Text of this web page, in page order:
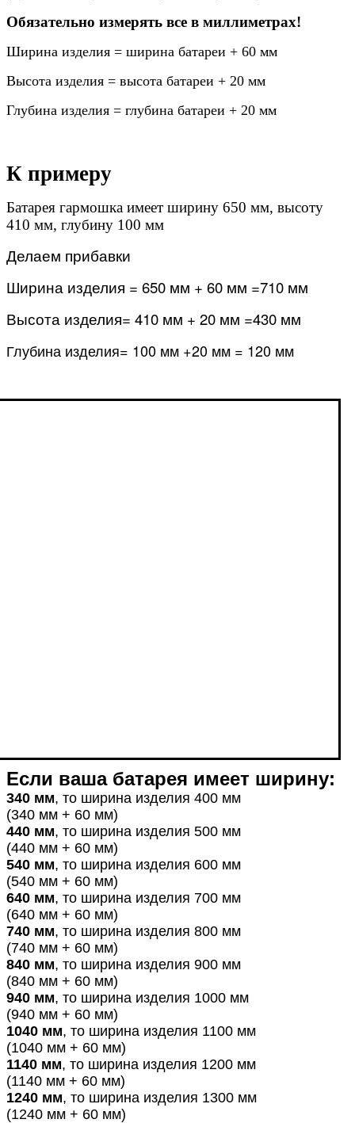
Обязательно измерять все в миллиметрах!
Ширина изделия = ширина батареи + 60 мм
Высота изделия = высота батареи + 20 мм
Глубина изделия = глубина батареи + 20 мм
К примеру
Батарея гармошка имеет ширину 650 мм, высоту
410 мм, глубину 100 мм
Делаем прибавки
Ширина изделия = 650 мм + 60 мм =710 мм
Высота изделия= 410 мм + 20 мм =430 мм
Глубина изделия= 100 мм +20 мм = 120 мм
Если вашабатарея имеет ширину:
340 мм, то ширина изделия 400 мм
(340 мм + 60 мм)
440 мм, то ширина изделия 500 мм
(440 мм + 60 мм)
540 мм, то ширина изделия 600 мм
(540 мм + 60 мм)
640 мм, то ширина изделия 700 мм
(640 мм + 60 мм)
740 мм, то ширина изделия 800 мм
(740 мм + 60 мм)
840 мм, то ширина изделия 900 мм
(840 мм + 60 мм)
940 мм, то ширина изделия 1000 мм
(940 мм + 60 мм)
1040 мм, то ширина изделия 1100 мм
(1040 мм + 60 мм)
1140 мм, то ширина изделия 1200 мм
(1140 мм + 60 мм)
1240 мм, то ширина изделия 1300 мм
(1240 мм + 60 мм)